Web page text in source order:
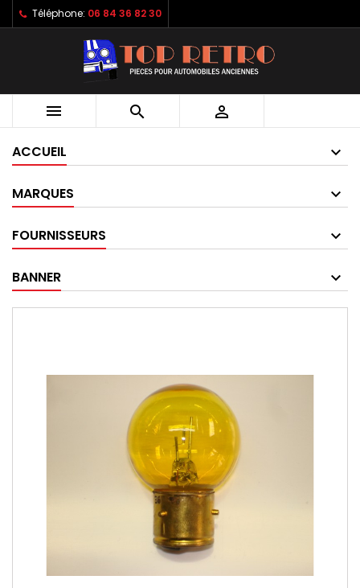
Téléphone: 06 84 36 82 30
  
ACCUEIL
MARQUES
FOURNISSEURS
BANNER